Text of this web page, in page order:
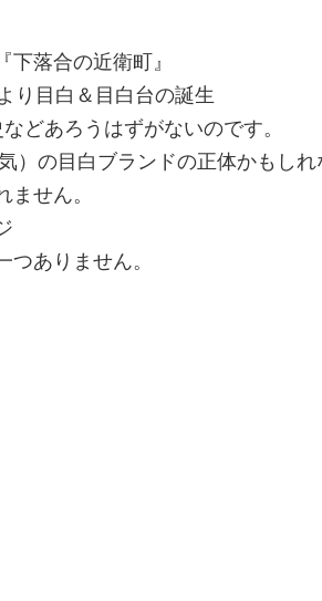
落合の近衛町』
り目白＆目白台の誕生
どあろうはずがないのです。
）の目白ブランドの正体かもしれ
せん。
ありません。